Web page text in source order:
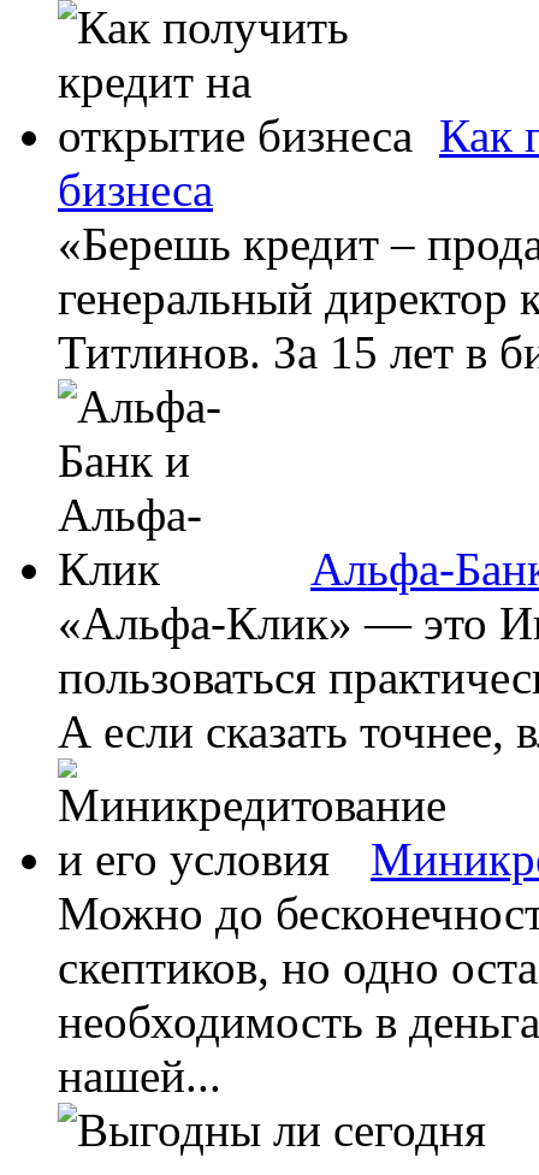
Как
бизнеса
«Берешь кредит –
генеральный
Титлинов. За 15 лет в
Альфа-
«Альфа-Клик» — это
пользоваться
А если сказать точнее,
Можно до
скептиков, но одно
необходимость в
нашей...